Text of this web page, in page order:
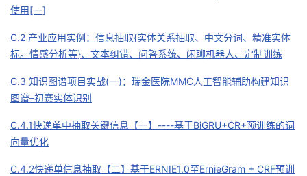
使用[一]
C.2 产业应用实例：信息抽取{实体关系抽取、中文分词、精准实体
标。情感分析等}、文本纠错、问答系统、闲聊机器人、定制训练
C.3 知识图谱项目实战(一)：瑞金医院MMC人工智能辅助构建知识
图谱–初赛实体识别
C.4.1快递单中抽取关键信息【一】----基于BiGRU+CR+预训练的词
向量优化
C.4.2快递单信息抽取【二】基于ERNIE1.0至ErnieGram + CRF预训